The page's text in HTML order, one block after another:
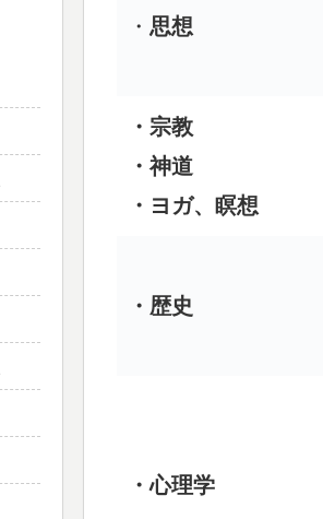
・ 思想
・宗教
・神道
・ヨガ、瞑想
・歴史
・心理学